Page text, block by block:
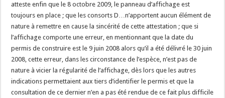
atteste enfin que le 8 octobre 2009, le panneau d’affichage est
toujours en place ; que les consorts D…n’apportent aucun élément de
nature à remettre en cause la sincérité de cette attestation ; que si
l’affichage comporte une erreur, en mentionnant que la date du
permis de construire est le 9 juin 2008 alors qu’il a été délivré le 30 juin
2008, cette erreur, dans les circonstance de l’espèce, n’est pas de
nature à vicier la régularité de l’affichage, dès lors que les autres
indications permettaient aux tiers d’identifier le permis et que la
consultation de ce dernier n’en a pas été rendue de ce fait plus difficile